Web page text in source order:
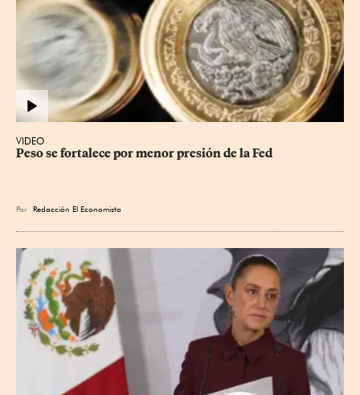
VIDEO
Peso se fortalece por menor presión de la Fed
Por Redacción El Economista